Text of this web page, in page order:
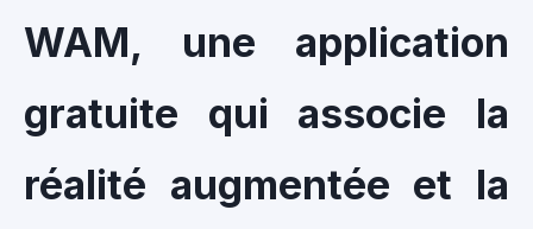
WAM, une application
gratuite qui associe la
réalité augmentée et la